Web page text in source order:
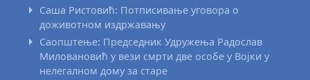
Саша Ристовић: Потписивање уговора о
доживотном издржавању
Саопштење: Председник Удружења Радослав
Миловановић у вези смрти две особе у Војки у
нелегалном дому за старе